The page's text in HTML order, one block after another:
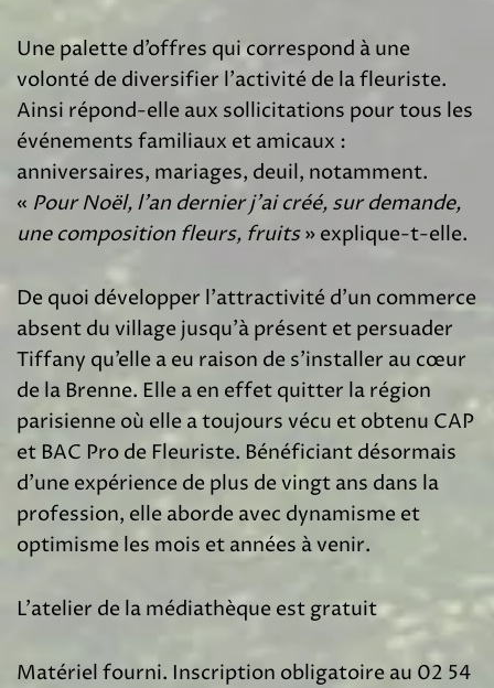
Une palette d’offres qui correspond à une
volonté de diversifier l’activité de la fleuriste.
Ainsi répond-elle aux sollicitations pour tous les
événements familiaux et amicaux :
anniversaires, mariages, deuil, notamment.
« Pour Noël, l’an dernier j’ai créé, sur demande,
une composition fleurs, fruits» explique-t-elle.
De quoi développer l’attractivité d’un commerce
absent du village jusqu’à présent et persuader
Tiffany qu’elle a eu raison de s’installer au cœur
de la Brenne. Elle a en effet quitter la région
parisienne où elle a toujours vécu et obtenu CAP
et BAC Pro de Fleuriste. Bénéficiant désormais
d’une expérience de plus de vingt ans dans la
profession, elle aborde avec dynamisme et
optimisme les mois et années à venir.
L’atelier de la médiathèque est gratuit
Matériel fourni. Inscription obligatoire au 02 54